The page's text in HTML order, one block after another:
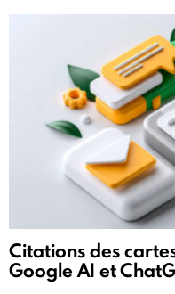
Citations des
Google AI et